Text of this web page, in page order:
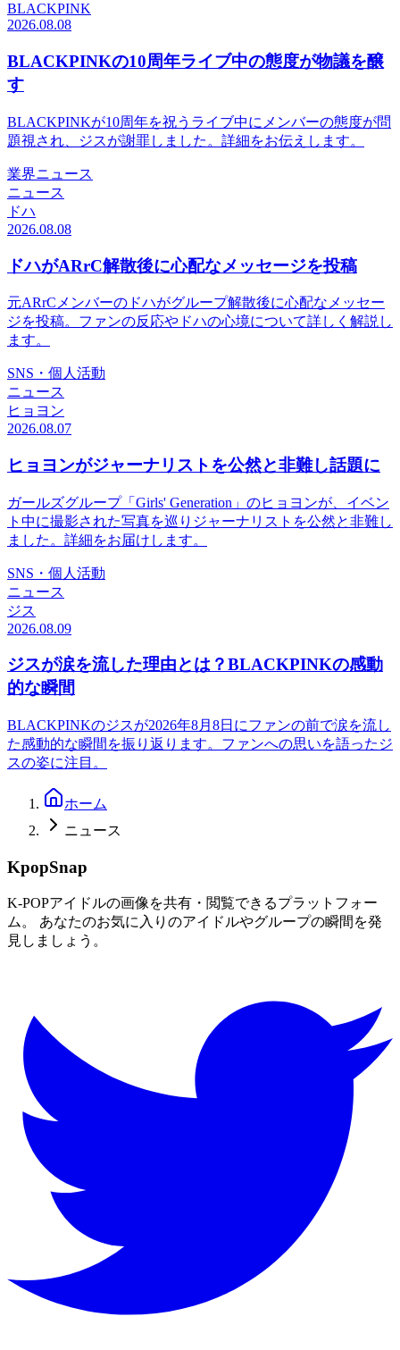
BLACKPINK
2026.08.08
BLACKPINKの10周年ライブ中の態度が物議を醸
す
BLACKPINKが10周年を祝うライブ中にメンバーの態度が問
題視され、ジスが謝罪しました。詳細をお伝えします。
業界ニュース
ニュース
ドハ
2026.08.08
ドハがARrC解散後に心配なメッセージを投稿
元ARrCメンバーのドハがグループ解散後に心配なメッセー
ジを投稿。ファンの反応やドハの心境について詳しく解説し
ます。
SNS・個人活動
ニュース
ヒョヨン
2026.08.07
ヒョヨンがジャーナリストを公然と非難し話題に
ガールズグループ「Girls' Generation」のヒョヨンが、イベン
ト中に撮影された写真を巡りジャーナリストを公然と非難し
ました。詳細をお届けします。
SNS・個人活動
ニュース
ジス
2026.08.09
ジスが涙を流した理由とは？BLACKPINKの感動
的な瞬間
BLACKPINKのジスが2026年8月8日にファンの前で涙を流し
た感動的な瞬間を振り返ります。ファンへの思いを語ったジ
スの姿に注目。
ホーム
ニュース
KpopSnap
K-POPアイドルの画像を共有・閲覧できるプラットフォー
ム。 あなたのお気に入りのアイドルやグループの瞬間を発
見しましょう。